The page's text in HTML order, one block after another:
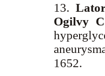
13.
Ogilvy
1652.